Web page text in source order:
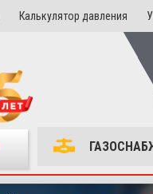
Калькулятор давления